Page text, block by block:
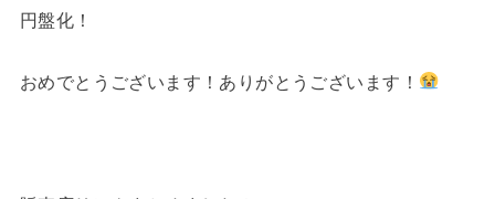
円盤化！
おめでとうございます！ありがとうございます！